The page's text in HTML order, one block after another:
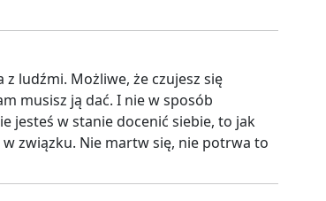
ludźmi. Możliwe, że czujesz się
musisz ją dać. I nie w sposób
jesteś w stanie docenić siebie, to jak
związku. Nie martw się, nie potrwa to